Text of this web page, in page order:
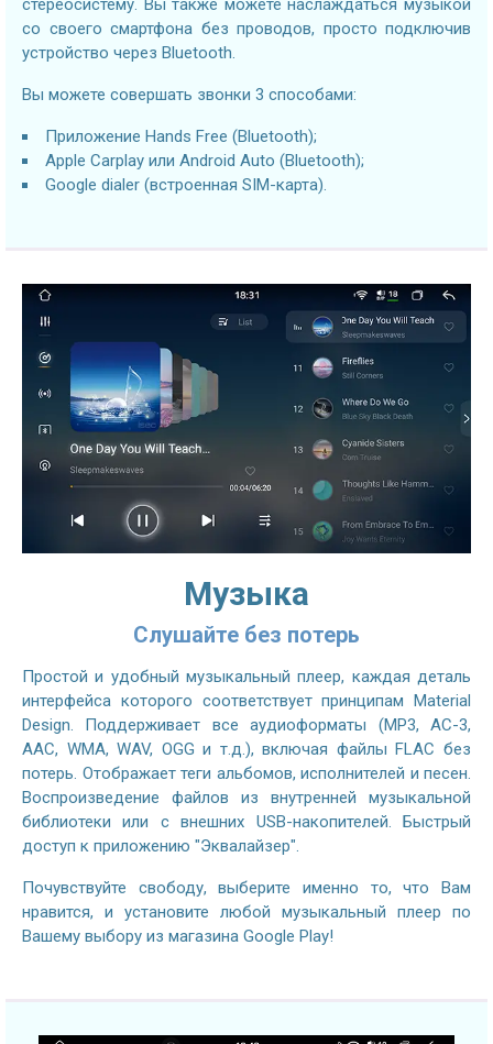
стереосистему. Вы также можете наслаждаться музыкой
со своего смартфона без проводов, просто подключив
устройство через Bluetooth.
Вы можете совершать звонки 3 способами:
Приложение Hands Free (Bluetooth);
Apple Carplay или Android Auto (Bluetooth);
Google dialer (встроенная SIM-карта).
Музыка
Слушайте без потерь
Простой и удобный музыкальный плеер, каждая деталь
интерфейса которого соответствует принципам Material
Design. Поддерживает все аудиоформаты (MP3, AC-3,
AAC, WMA, WAV, OGG и т.д.), включая файлы FLAC без
потерь. Отображает теги альбомов, исполнителей и песен.
Воспроизведение файлов из внутренней музыкальной
библиотеки или с внешних USB-накопителей. Быстрый
доступ к приложению "Эквалайзер".
Почувствуйте свободу, выберите именно то, что Вам
нравится, и установите любой музыкальный плеер по
Вашему выбору из магазина Google Play!